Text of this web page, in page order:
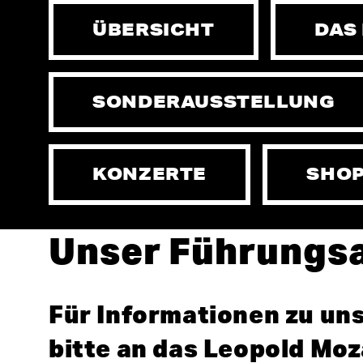
ÜBERSICHT DAS
SONDERAUSSTELLUNG
KONZERTE
»Man nimmt
– Leopold Mozart
Unser
Für Informationen zu
bitte an das Leopold